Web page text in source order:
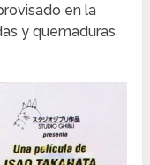
en la
y quemaduras